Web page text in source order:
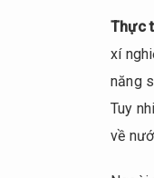
Thực
xí
năng
Tuy
về